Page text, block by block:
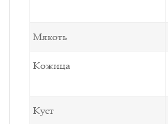
Мякоть
Кожица
Куст